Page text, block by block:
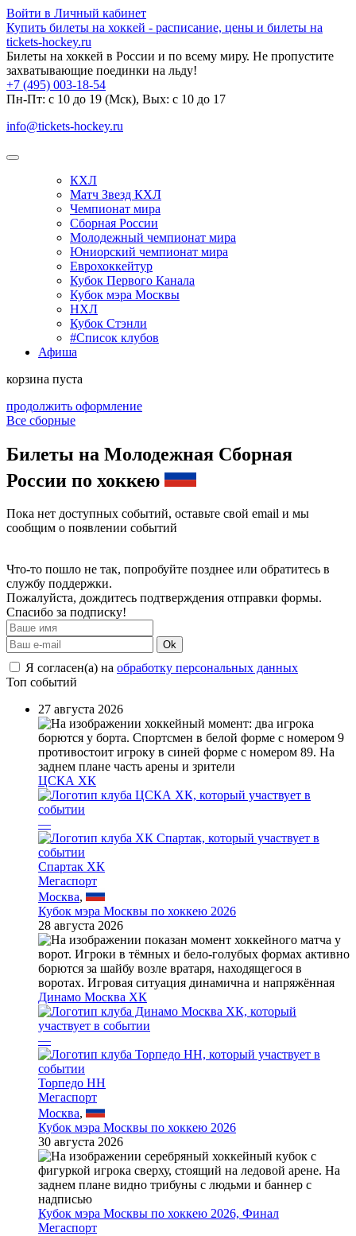
Войти в Личный кабинет
Купить билеты на хоккей - расписание, цены и билеты на
tickets-hockey.ru
Билеты на хоккей в России и по всему миру. Не пропустите
захватывающие поединки на льду!
+7 (495) 003-18-54
Пн-Пт: c 10 до 19 (Мск), Вых: с 10 до 17
info@tickets-hockey.ru
КХЛ
Матч Звезд КХЛ
Чемпионат мира
Сборная России
Молодежный чемпионат мира
Юниорский чемпионат мира
Еврохоккейтур
Кубок Первого Канала
Кубок мэра Москвы
НХЛ
Кубок Стэнли
#Список клубов
Афиша
корзина пуста
продолжить оформление
Все сборные
Билеты на Молодежная Сборная
России по хоккею
Пока нет доступных событий, оставьте свой email и мы
сообщим о появлении событий
Что-то пошло не так, попробуйте позднее или обратитесь в
службу поддержки.
Пожалуйста, дождитесь подтверждения отправки формы.
Спасибо за подписку!
Ok
Я согласен(а) на обработку персональных данных
Топ событий
27 августа 2026
ЦСКА ХК
—
Спартак ХК
Мегаспорт
Москва,
Кубок мэра Москвы по хоккею 2026
28 августа 2026
Динамо Москва ХК
—
Торпедо НН
Мегаспорт
Москва,
Кубок мэра Москвы по хоккею 2026
30 августа 2026
Кубок мэра Москвы по хоккею 2026, Финал
Мегаспорт